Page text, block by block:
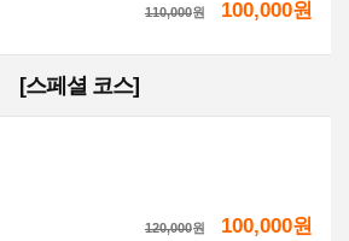
110,000원 100,000원
[스페셜 코스]
120,000원 100,000원